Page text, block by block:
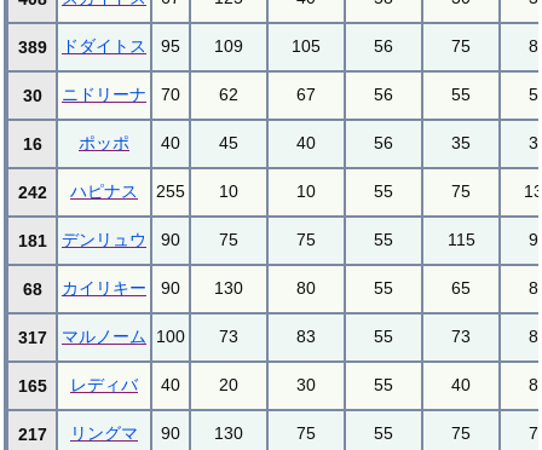
389 ドダイトス 95 109 105 56 75
30 ニドリーナ 70 62 67 56 55
16 ポッポ 40 45 40 56 35
242 ハピナス 255 10 10 55 75
181 デンリュウ 90 75 75 55 115
68 カイリキー 90 130 80 55 65
317 マルノーム 100 73 83 55 73
165 レディバ 40 20 30 55 40
217 リングマ 90 130 75 55 75